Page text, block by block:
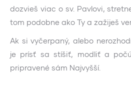
dozvieš viac o sv. Pavlovi,
tom podobne ako Ty a zažiješ
Ak si vyčerpaný, alebo
je prísť sa stíšiť, modliť a
pripravené sám Najvyšší.